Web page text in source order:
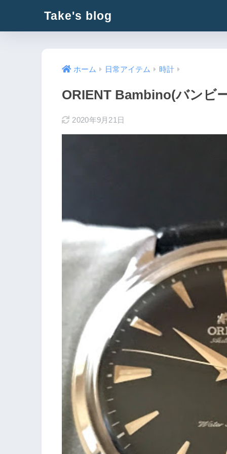
Take's blog
ホーム 日常アイテム 時計
ORIENT Bambino(バンビ
2020年9月21日